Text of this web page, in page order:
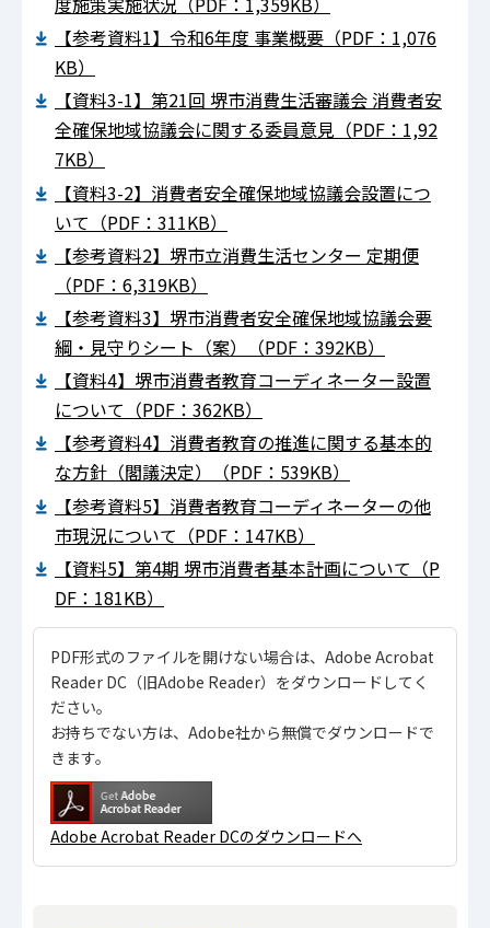
【参考資料1】令和6年度 事業概要（PDF：1,076
KB）
【資料3-1】第21回 堺市消費生活審議会 消費者安
全確保地域協議会に関する委員意見（PDF：1,92
7KB）
【資料3-2】消費者安全確保地域協議会設置につ
いて（PDF：311KB）
【参考資料2】堺市立消費生活センター 定期便
（PDF：6,319KB）
【参考資料3】堺市消費者安全確保地域協議会要
綱・見守りシート（案）（PDF：392KB）
【資料4】堺市消費者教育コーディネーター設置
について（PDF：362KB）
【参考資料4】消費者教育の推進に関する基本的
な方針（閣議決定）（PDF：539KB）
【参考資料5】消費者教育コーディネーターの他
市現況について（PDF：147KB）
【資料5】第4期 堺市消費者基本計画について（P
DF：181KB）
PDF形式のファイルを開けない場合は、Adobe Acrobat
Reader DC（旧Adobe Reader）をダウンロードしてく
ださい。
お持ちでない方は、Adobe社から無償でダウンロードで
きます。
Adobe Acrobat Reader DCのダウンロードへ